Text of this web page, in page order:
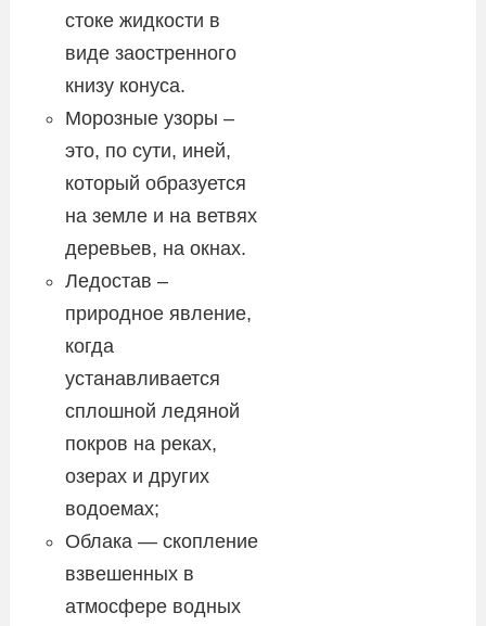
стоке жидкости в
виде заостренного
книзу конуса.
Морозные узоры –
это, по сути, иней,
который образуется
на земле и на ветвях
деревьев, на окнах.
Ледостав –
природное явление,
когда
устанавливается
сплошной ледяной
покров на реках,
озерах и других
водоемах;
Облака — скопление
взвешенных в
атмосфере водных